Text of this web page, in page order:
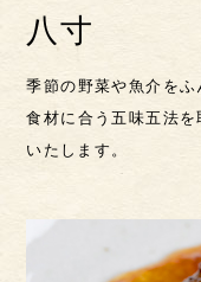
八寸
季節の野菜や魚介をふ
食材に合う五味五法
いたします。